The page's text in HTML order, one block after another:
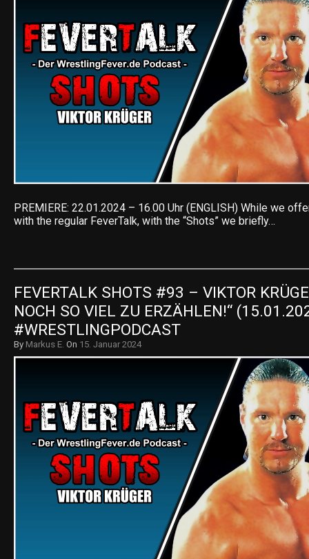
PREMIERE: 22.01.2024 – 16.00 Uhr (ENGLISH) While we
with the regular FeverTalk, with the “Shots” we briefly…
FEVERTALK SHOTS #93 – VIKTOR
NOCH SO VIEL ZU ERZÄHLEN!“
#WRESTLINGPODCAST
By Markus E. On 15. Januar 2024